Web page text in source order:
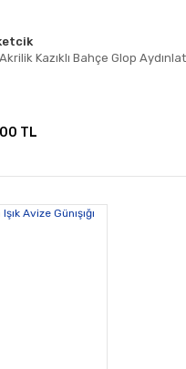
Kazıklı Bahçe Glop
TL